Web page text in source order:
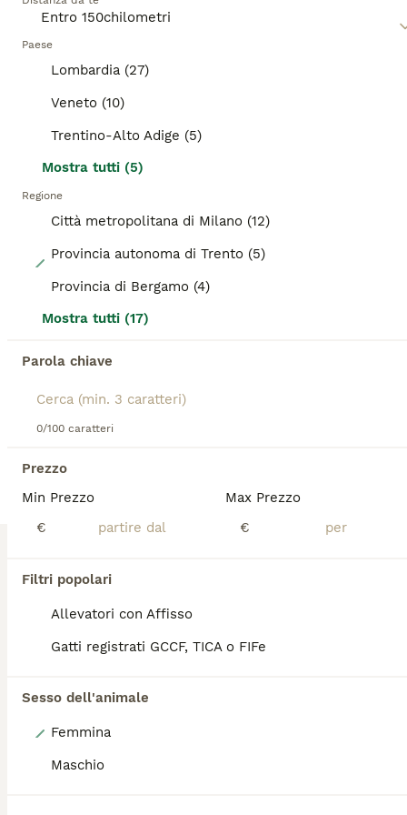
Paese
Lombardia (27)
Veneto (10)
Trentino-Alto Adige (5)
Mostra tutti (5)
Regione
Città metropolitana di Milano (12)
Provincia autonoma di Trento (5)
Provincia di Bergamo (4)
Mostra tutti (17)
Parola chiave
0/100 caratteri
Prezzo
Min Prezzo
€
Max Prezzo
€
Filtri popolari
Allevatori con Affisso
Gatti registrati GCCF, TICA o FIFe
Sesso dell'animale
Femmina
Maschio
informazioni su questa razza di gatto.
BOOST
9 settimane 2
Gussago (8.4km)
BOOST
Main coon crema e red tabby mackerel.